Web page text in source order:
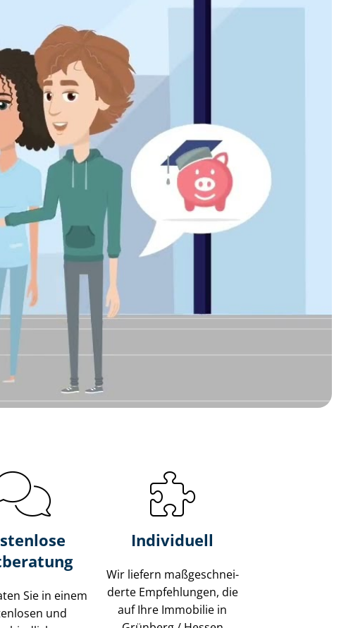
Sie in einem
und
Individuell
Wir liefern maß­ge­schnei­
der­te Empfehlungen, die
auf Ihre Immobilie in